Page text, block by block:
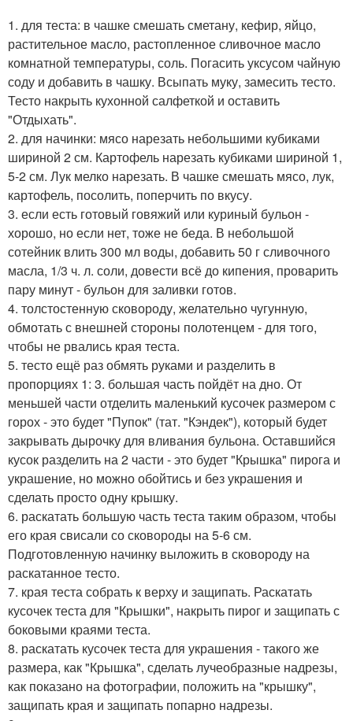
1. для теста: в чашке смешать сметану, кефир, яйцо,
растительное масло, растопленное сливочное масло
комнатной температуры, соль. Погасить уксусом чайную
соду и добавить в чашку. Всыпать муку, замесить тесто.
Тесто накрыть кухонной салфеткой и оставить
"Отдыхать".
2. для начинки: мясо нарезать небольшими кубиками
шириной 2 см. Картофель нарезать кубиками шириной 1,
5-2 см. Лук мелко нарезать. В чашке смешать мясо, лук,
картофель, посолить, поперчить по вкусу.
3. если есть готовый говяжий или куриный бульон -
хорошо, но если нет, тоже не беда. В небольшой
сотейник влить 300 мл воды, добавить 50 г сливочного
масла, 1/3 ч. л. соли, довести всё до кипения, проварить
пару минут - бульон для заливки готов.
4. толстостенную сковороду, желательно чугунную,
обмотать с внешней стороны полотенцем - для того,
чтобы не рвались края теста.
5. тесто ещё раз обмять руками и разделить в
пропорциях 1: 3. большая часть пойдёт на дно. От
меньшей части отделить маленький кусочек размером с
горох - это будет "Пупок" (тат. "Кэндек"), который будет
закрывать дырочку для вливания бульона. Оставшийся
кусок разделить на 2 части - это будет "Крышка" пирога и
украшение, но можно обойтись и без украшения и
сделать просто одну крышку.
6. раскатать большую часть теста таким образом, чтобы
его края свисали со сковороды на 5-6 см.
Подготовленную начинку выложить в сковороду на
раскатанное тесто.
7. края теста собрать к верху и защипать. Раскатать
кусочек теста для "Крышки", накрыть пирог и защипать с
боковыми краями теста.
8. раскатать кусочек теста для украшения - такого же
размера, как "Крышка", сделать лучеобразные надрезы,
как показано на фотографии, положить на "крышку",
защипать края и защипать попарно надрезы.